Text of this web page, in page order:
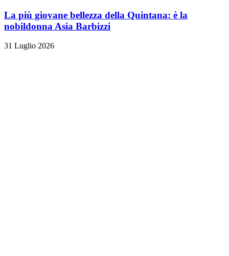
La più giovane bellezza della Quintana: è la
nobildonna Asia Barbizzi
31 Luglio 2026